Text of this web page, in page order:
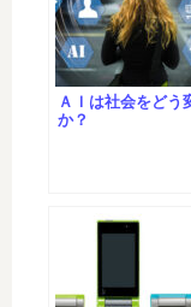
ＡＩは社会をどう
か？